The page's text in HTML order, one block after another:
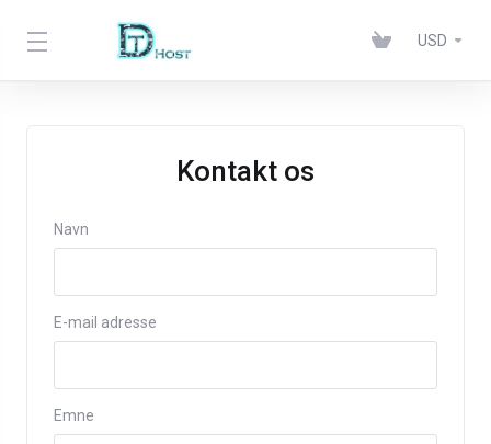
USD
Kontakt os
Navn
E-mail adresse
Emne